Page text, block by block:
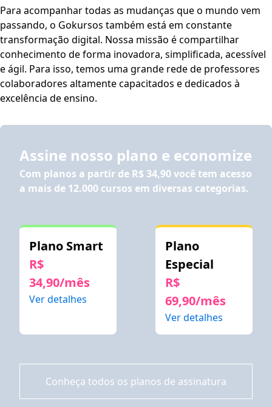
Brasileira de Sinais (Libras). Para ativar esses recursos,
acesse "minha conta" do lado direito da tela na parte
superior e habilite de acordo com sua necessidade.
conteúdo do curso ficará disponível por até 120 dias após
a compra.
Para acompanhar todas as mudanças que o mundo vem
passando, o Gokursos também está em constante
transformação digital. Nossa missão é compartilhar
conhecimento de forma inovadora, simplificada, acessível
e ágil. Para isso, temos uma grande rede de professores
colaboradores altamente capacitados e dedicados à
excelência de ensino.
Assine nosso plano e economize
Com planos a partir de R$ 34,90você tem acesso
a mais de 12.000 cursos em diversas categorias.
Plano Smart
R$
34,90/mês
Ver detalhes
Plano
Especial
R$
69,90/mês
Ver detalhes
Conheça todos os planos de assinatura